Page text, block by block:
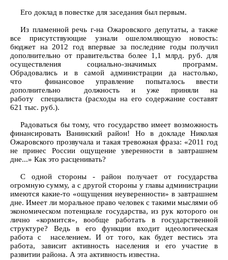
Его доклад в повестке для заседания был первым.
Из пламенной речь г-на Ожаровского депутаты, а также
все присутствующие узнали ошеломляющую новость:
бюджет на 2012 год впервые за последние годы получил
дополнительно от правительства более 1,1 млрд. руб. для
осуществления социально-значимых программ.
Обрадовались и в самой администрации да настолько,
что финансовое управление попыталось ввести
дополнительно должность и уже приняли на
работу специалиста (расходы на его содержание составят
621 тыс. руб.).
Радоваться бы тому, что государство имеет возможность
финансировать Ванинский район! Но в докладе Николая
Ожаровского прозвучала и такая тревожная фраза: «2011 год
не принес России ощущение уверенности в завтрашнем
дне...» Как это расценивать?
С одной стороны - район получает от государства
огромную сумму, а с другой стороны у главы администрации
имеются какие-то «ощущения неуверенности» в завтрашнем
дне. Имеет ли моральное право человек с такими мыслями об
экономическом потенциале государства, из рук которого он
лично «кормится», вообще работать в государственной
структуре? Ведь в его функции входит идеологическая
работа с населением. И от того, как будет вестись эта
работа, зависит активность населения и его участие в
развитии района. А эта активность известна.